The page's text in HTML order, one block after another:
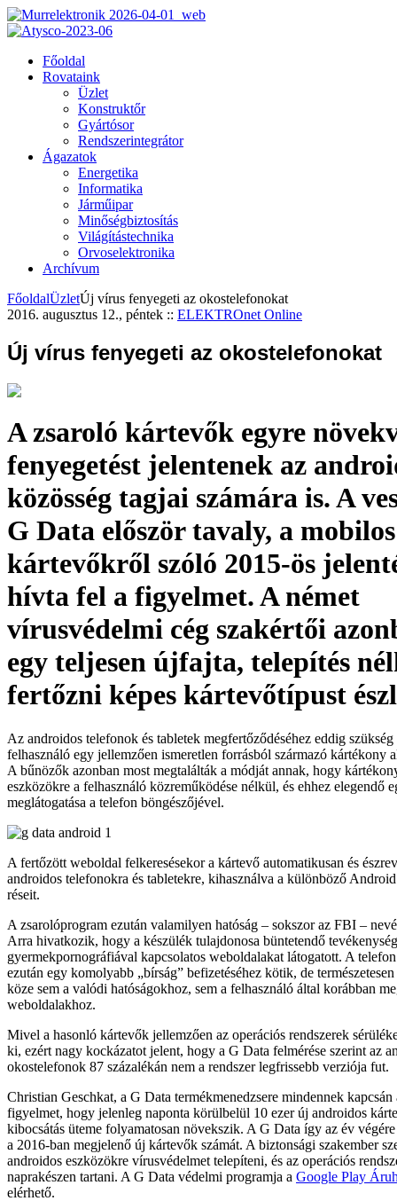
Főoldal
Rovataink
Üzlet
Konstruktőr
Gyártósor
Rendszerintegrátor
Ágazatok
Energetika
Informatika
Járműipar
Minőségbiztosítás
Világítástechnika
Orvoselektronika
Archívum
FőoldalÜzletÚj vírus fenyegeti az okostelefonokat
2016. augusztus 12., péntek :: ELEKTROnet Online
Új vírus fenyegeti az okostelefonokat
A zsaroló kártevők egyre
fenyegetést jelentenek az
közösség tagjai számára is. A
G Data először tavaly, a mobilos
kártevőkről szóló 2015-ös
hívta fel a figyelmet. A német
vírusvédelmi cég szakértői
egy teljesen újfajta, telepítés
fertőzni képes kártevőtípust
Az androidos telefonok és tabletek megfertőződéséhez eddig
felhasználó egy jellemzően ismeretlen forrásból származó kártékony
A bűnözők azonban most megtalálták a módját annak, hogy
eszközökre a felhasználó közreműködése nélkül, és ehhez elegendő
meglátogatása a telefon böngészőjével.
A fertőzött weboldal felkeresésekor a kártevő automatikusan és
androidos telefonokra és tabletekre, kihasználva a különböző
réseit.
A zsarolóprogram ezután valamilyen hatóság – sokszor az FBI –
Arra hivatkozik, hogy a készülék tulajdonosa büntetendő
gyermekpornográfiával kapcsolatos weboldalakat látogatott. A
ezután egy komolyabb „bírság” befizetéséhez kötik, de
köze sem a valódi hatóságokhoz, sem a felhasználó által korábban
weboldalakhoz.
Mivel a hasonló kártevők jellemzően az operációs rendszerek
ki, ezért nagy kockázatot jelent, hogy a G Data felmérése szerint az
okostelefonok 87 százalékán nem a rendszer legfrissebb verziója fut.
Christian Geschkat, a G Data termékmenedzsere mindennek
figyelmet, hogy jelenleg naponta körülbelül 10 ezer új androidos
kibocsátás üteme folyamatosan növekszik. A G Data így az év
a 2016-ban megjelenő új kártevők számát. A biztonsági szakember
androidos eszközökre vírusvédelmet telepíteni, és az operációs
naprakészen tartani. A G Data védelmi programja a Google Play
elérhető.